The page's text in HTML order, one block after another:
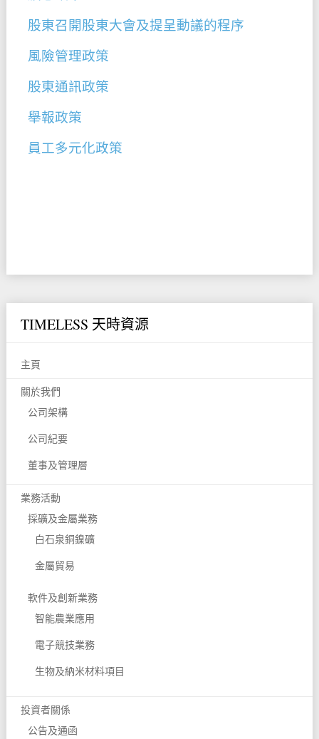
股東召開股東大會及提呈動議的程序
風險管理政策
股東通訊政策
舉報政策
員工多元化政策
TIMELESS 天時資源
主頁
關於我們
公司架構
公司紀要
董事及管理層
業務活動
採礦及金屬業務
白石泉銅鎳礦
金屬貿易
軟件及創新業務
智能農業應用
電子競技業務
生物及納米材料項目
投資者關係
公告及通函